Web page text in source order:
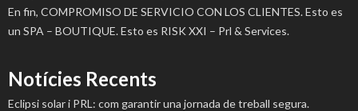
En fin, COMPROMISO DE SERVICIO CON LOS CLIENTES. Esto es
un SPA – BOUTIQUE. Esto es RISK XXI – Prl & Services.
Notícies Recents
Eclipsi solar i PRL: com garantir una jornada de treball segura.